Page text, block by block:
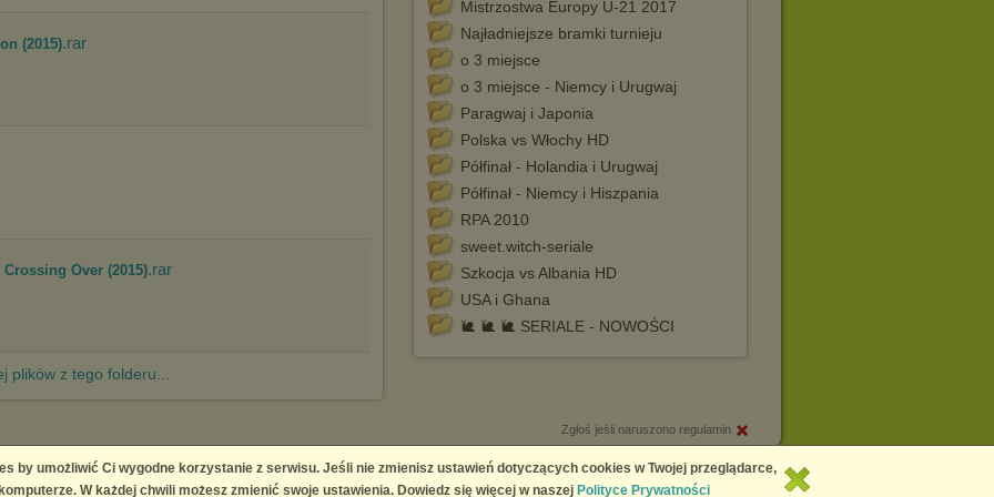
Mistrzostwa Europy U-21 2017
Najładniejsze bramki turnieju
o 3 miejsce
o 3 miejsce - Niemcy i Urugwaj
Paragwaj i Japonia
Polska vs Włochy HD
Półfinał - Holandia i Urugwaj
Półfinał - Niemcy i Hiszpania
RPA 2010
sweet.witch-seriale
Szkocja vs Albania HD
USA i Ghana
🐌 🐌 🐌 SERIALE - NOWOŚCI
(2015).rar
Over (2015).rar
plików z tego folderu...
Zgłoś jeśli naruszono regulamin
infringement
Copyright © 2026Chomikuj.pl
by umożliwić Ci wygodne korzystanie z serwisu. Jeśli nie zmienisz ustawień dotyczących cookies w Twojej przeglądarce,
W każdej chwili możesz zmienić swoje ustawienia. Dowiedz się więcej w naszej Polityce Prywatności